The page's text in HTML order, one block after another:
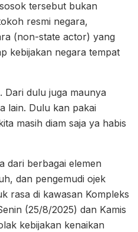
tersebut bukan
resmi negara,
(non-state actor) yang
kebijakan negara tempat
Dari dulu juga maunya
lain. Dulu kan pakai
masih diam saja ya habis
dari berbagai elemen
dan pengemudi ojek
rasa di kawasan Kompleks
(25/8/2025) dan Kamis
kebijakan kenaikan